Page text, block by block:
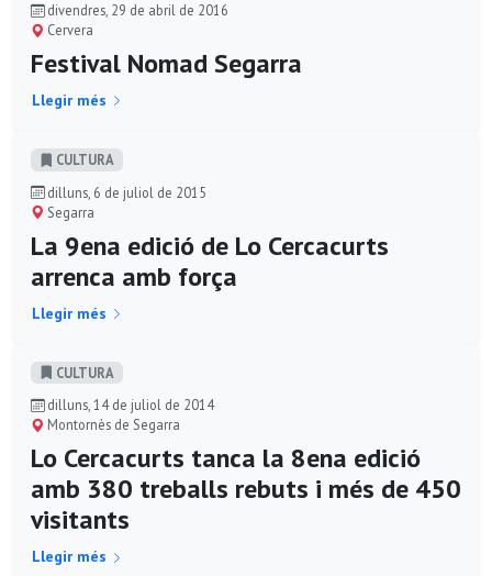
divendres, 29 de abril de 2016
Cervera
Festival Nomad Segarra
Llegir més
CULTURA
dilluns, 6 de juliol de 2015
Segarra
La 9ena edició de Lo Cercacurts
arrenca amb força
Llegir més
CULTURA
dilluns, 14 de juliol de 2014
Montornès de Segarra
Lo Cercacurts tanca la 8ena edició
amb 380 treballs rebuts i més de 450
visitants
Llegir més